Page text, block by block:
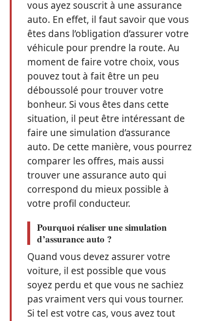
vous ayez souscrit à une assurance
auto. En effet, il faut savoir que vous
êtes dans l’obligation d’assurer votre
véhicule pour prendre la route. Au
moment de faire votre choix, vous
pouvez tout à fait être un peu
déboussolé pour trouver votre
bonheur. Si vous êtes dans cette
situation, il peut être intéressant de
faire une simulation d’assurance
auto. De cette manière, vous pourrez
comparer les offres, mais aussi
trouver une assurance auto qui
correspond du mieux possible à
votre profil conducteur.
Pourquoi réaliser une simulation
d’assurance auto ?
Quand vous devez assurer votre
voiture, il est possible que vous
soyez perdu et que vous ne sachiez
pas vraiment vers qui vous tourner.
Si tel est votre cas, vous avez tout